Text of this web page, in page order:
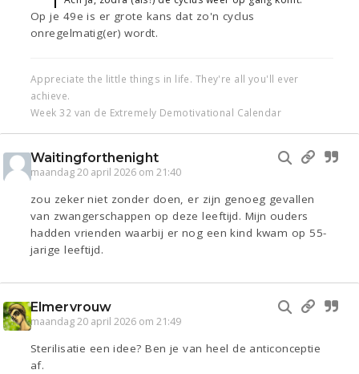
Op je 49e is er grote kans dat zo'n cyclus
onregelmatig(er) wordt.
Appreciate the little things in life. They're all you'll ever
achieve.
Week 32 van de Extremely Demotivational Calendar
Waitingforthenight
maandag 20 april 2026 om 21:40
zou zeker niet zonder doen, er zijn genoeg gevallen
van zwangerschappen op deze leeftijd. Mijn ouders
hadden vrienden waarbij er nog een kind kwam op 55-
jarige leeftijd.
Elmervrouw
maandag 20 april 2026 om 21:49
Sterilisatie een idee? Ben je van heel de anticonceptie
af.